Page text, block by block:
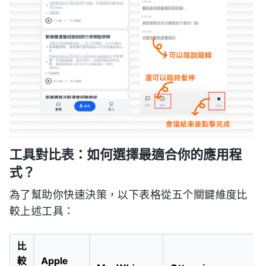
工具對比表：如何選擇最適合你的應用程
式？
為了幫助你快速決策，以下表格從五个關鍵維度比
較上述工具：
比
較
Apple